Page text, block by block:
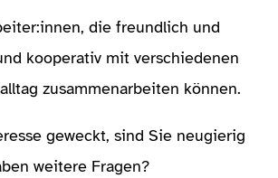
die freundlich und
kooperativ mit verschiedenen
zusammenarbeiten können.
geweckt, sind Sie neugierig
weitere Fragen?